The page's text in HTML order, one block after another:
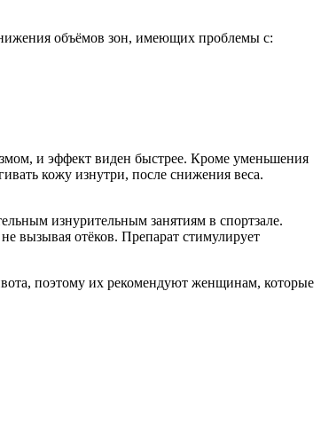
объёмов зон, имеющих проблемы с:
и эффект виден быстрее. Кроме уменьшения
кожу изнутри, после снижения веса.
изнурительным занятиям в спортзале.
вызывая отёков. Препарат стимулирует
поэтому их рекомендуют женщинам, которые